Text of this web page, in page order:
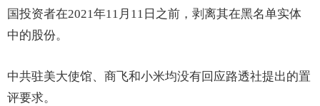
国投资者在2021年11月11日之前，剥离其在黑名单实体
中的股份。
中共驻美大使馆、商飞和小米均没有回应路透社提出的置
评要求。